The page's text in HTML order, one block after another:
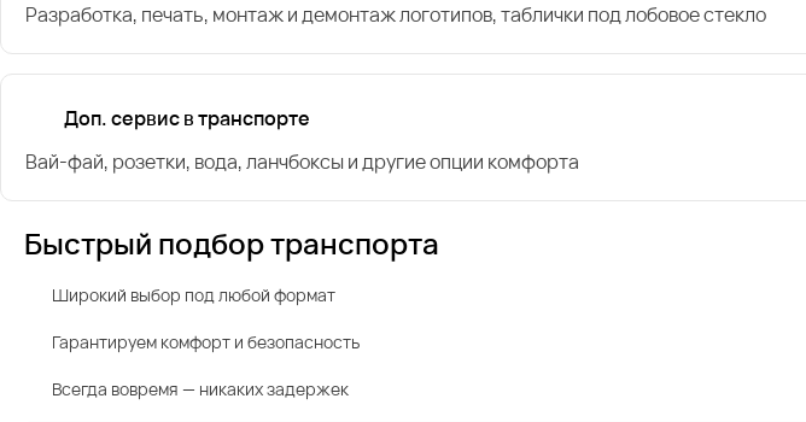
Разработка, печать, монтаж и демонтаж логотипов, таблички под лобовое стекло
Доп. сервис в транспорте
Вай-фай, розетки, вода, ланчбоксы и другие опции комфорта
Быстрый подбор транспорта
Широкий выбор под любой формат
Гарантируем комфорт и безопасность
Всегда вовремя — никаких задержек